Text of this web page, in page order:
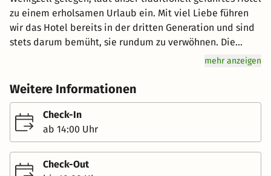
zu einem erholsamen Urlaub ein. Mit viel Liebe führen
wir das Hotel bereits in der dritten Generation und sind
stets darum bemüht, sie rundum zu verwöhnen. Die
idyllische Naturkulisse bietet die perfekte Voraussetzung
hausgemachten Spezialitäten machen wir Ihren
Aufenthalt zu einem besonderen Erlebnis. ZIMMER: Nach
einem ereignisreichen Tag können Sie in einem der 26
Zimmer zur Ruhe kommen. Ein besonderes Merkmal
unseres Hauses sind die liebevoll eingerichteten
Sternzeichen Zimmer. Die geräumigen Gegebenheiten
bestechen mit einer individuellen Einrichtung und
mehr anzeigen
Weitere Informationen
Check-In
ab 14:00 Uhr
Check-Out